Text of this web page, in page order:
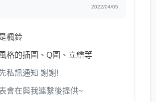
2022/04/05
楓鈴
格的插圖、Q圖、立繪等
私訊通知 謝謝!
會在與我連繫後提供~